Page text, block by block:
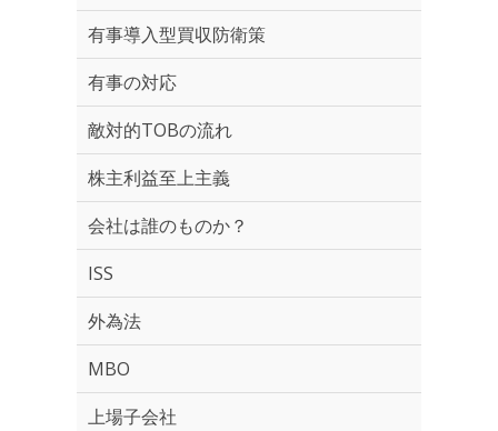
有事導入型買収防衛策
有事の対応
敵対的TOBの流れ
株主利益至上主義
会社は誰のものか？
ISS
外為法
MBO
上場子会社